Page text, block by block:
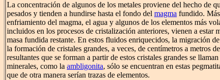
La concentración de algunos de los metales proviene del hecho de
pesados y tienden a hundirse hasta el fondo del magma fundido.
enfriamiento del magma, el agua y algunos de los elementos más
incluidos en los procesos de cristalización anteriores, vienen a estar
masa fundida restante. En estos fluidos enriquecidos, la migración
la formación de cristales grandes, a veces, de centímetros a metros
resultantes que se forman a partir de estos cristales grandes se
minerales, como la ambligonita, sólo se encuentran en estas
que de otra manera serían trazas de elementos.